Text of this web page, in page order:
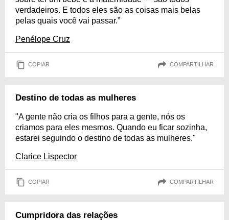
verdadeiros. E todos eles são as coisas mais belas
pelas quais você vai passar.”
Penélope Cruz
COPIAR COMPARTILHAR
Destino de todas as mulheres
"A gente não cria os filhos para a gente, nós os
criamos para eles mesmos. Quando eu ficar sozinha,
estarei seguindo o destino de todas as mulheres."
Clarice Lispector
COPIAR COMPARTILHAR
Cumpridora das relações